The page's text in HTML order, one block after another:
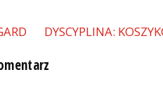
DYSCYPLINA: